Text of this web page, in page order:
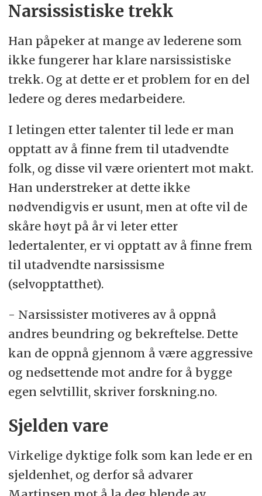
Narsissistiske trekk
Han påpeker at mange av lederene som
ikke fungerer har klare narsissistiske
trekk. Og at dette er et problem for en del
ledere og deres medarbeidere.
I letingen etter talenter til lede er man
opptatt av å finne frem til utadvendte
folk, og disse vil være orientert mot makt.
Han understreker at dette ikke
nødvendigvis er usunt, men at ofte vil de
skåre høyt på år vi leter etter
ledertalenter, er vi opptatt av å finne frem
til utadvendte narsissisme
(selvopptatthet).
- Narsissister motiveres av å oppnå
andres beundring og bekreftelse. Dette
kan de oppnå gjennom å være aggressive
og nedsettende mot andre for å bygge
egen selvtillit, skriver forskning.no.
Sjelden vare
Virkelige dyktige folk som kan lede er en
sjeldenhet, og derfor så advarer